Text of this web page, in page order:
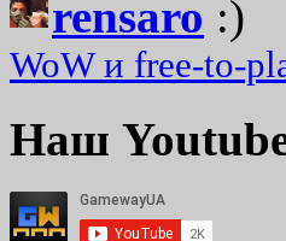
rensaro :)
WoW и free-to-
Наш